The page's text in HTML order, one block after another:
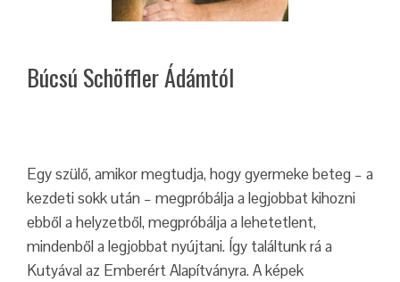
Búcsú Schöffler Ádámtól
Egy szülő, amikor megtudja, hogy gyermeke beteg – a
kezdeti sokk után – megpróbálja a legjobbat kihozni
ebből a helyzetből, megpróbálja a lehetetlent,
mindenből a legjobbat nyújtani. Így találtunk rá a
Kutyával az Emberért Alapítványra. A képek